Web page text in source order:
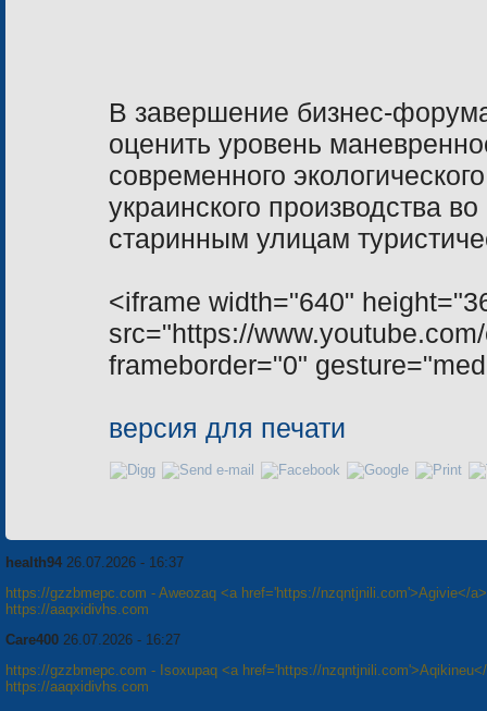
В завершение бизнес-
оценить уровень
современного
украинского производства
старинным улицам
<iframe width="640"
src="https://
frameborder="0"
версия для печати
health94 26.07.2026 - 16:37
https://gzzbmepc.com - Aweozaq <a href='https://nzqntjnili.com'>Agivie</a>
https://aaqxidivhs.com
Care400 26.07.2026 - 16:27
https://gzzbmepc.com - Isoxupaq <a href='https://
https://aaqxidivhs.com